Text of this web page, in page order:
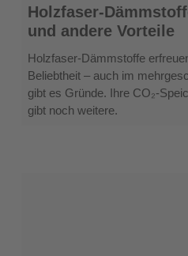
Holzfaser-
Dämmstoffe:
Klimaschutz
und
andere
Vorteile
Holzfaser-
und andere Vorteile
Holzfaser-Dämmstoffe
Beliebtheit – auch im
gibt es Gründe. Ihre CO₂-
gibt noch weitere.